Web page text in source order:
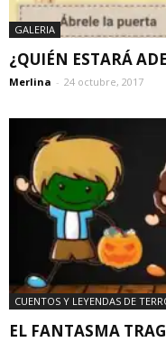
GALERIA
¿QUIÉN ESTARÁ
Merlina - 24 octubre, 2017
CUENTOS Y LEYENDAS DE
EL FANTASMA